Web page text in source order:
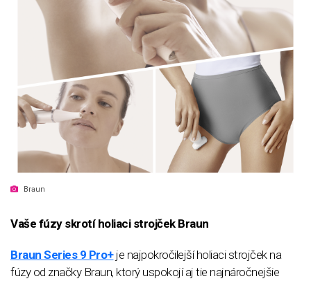
Braun
Vaše fúzy skrotí holiaci strojček Braun
Braun Series 9 Pro+je najpokročilejší holiaci strojček na
fúzy od značky Braun, ktorý uspokojí aj tie najnáročnejšie